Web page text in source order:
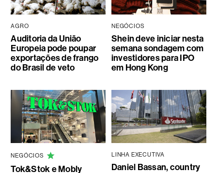
AGRO
Auditoria da União
Europeia pode poupar
exportações de frango
do Brasil de veto
NEGÓCIOS
Shein deve iniciar nesta
semana sondagem com
investidores para IPO
em Hong Kong
NEGÓCIOS
Tok&Stok e Mobly
LINHA EXECUTIVA
Daniel Bassan, country